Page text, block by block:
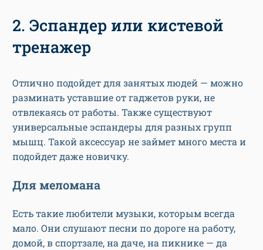
2. Эспандер или кистевой
тренажер
Отлично подойдет для занятых людей — можно
разминать уставшие от гаджетов руки, не
отвлекаясь от работы. Также существуют
универсальные эспандеры для разных групп
мышц. Такой аксессуар не займет много места и
подойдет даже новичку.
Для меломана
Есть такие любители музыки, которым всегда
мало. Они слушают песни по дороге на работу,
домой, в спортзале, на даче, на пикнике — да